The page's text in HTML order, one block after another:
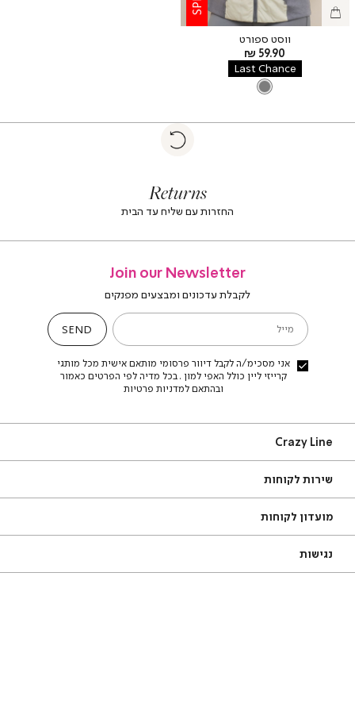
ווסט ספורט
מחיר
מוצר
59.90 ₪
Last Chance
צבע
LT
GREY
LT
returns
banner
(4)
Returns
החזרות עם שליח עד הבית
Crazy Line
סניפים
צור קשר
לקוחותשירות לקוחות
מדריך מידות
Join our Newsletter
לקבלת עדכונים ומבצעים מפנקים
מייל
אני מסכימ/ה לקבל דיוור פרסומי מותאם אישית מכל מותגי
קרייזי ליין כולל האפי למון . בכל מדיה לפי הפרטים כאמור
ובהתאם למדניות פרטיות
SEND
מועדון לקוחות
נגישות